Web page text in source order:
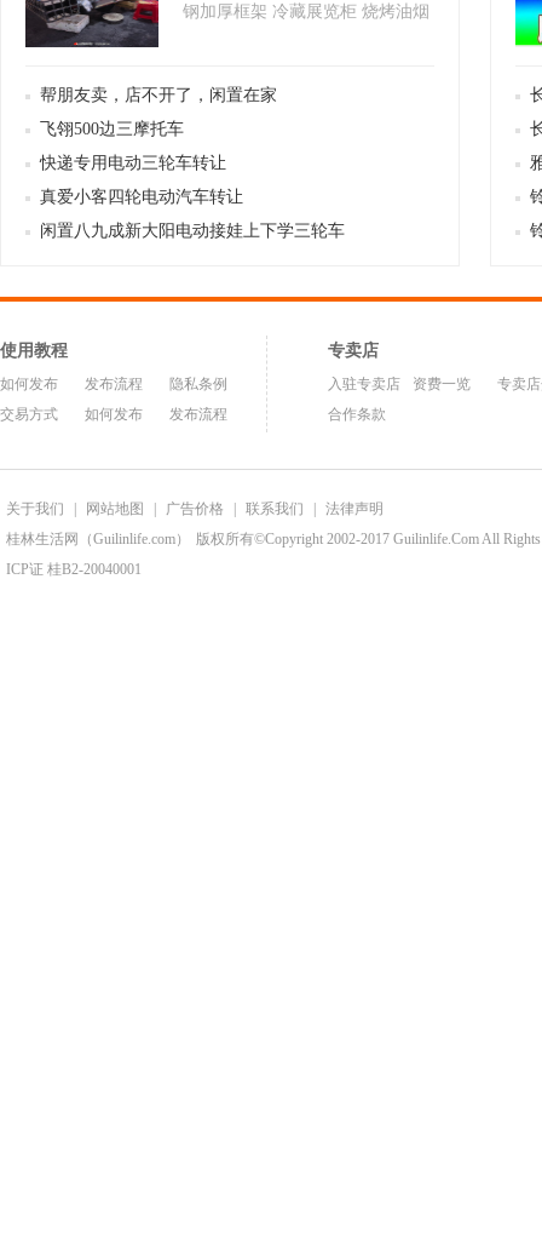
钢加厚框架 冷藏展览柜 烧烤油烟
帮朋友卖，店不开了，闲置在家
飞翎500边三摩托车
快递专用电动三轮车转让
真爱小客四轮电动汽车转让
闲置八九成新大阳电动接娃上下学三轮车
使用教程
如何发布 发布流程
隐私条例
交易方式
如何发布 发布流程
专卖店
入驻专卖店 资费一览
专卖
合作条款
关于我们 网站地图 广告价格 联系我们
法律声明
桂林生活网（Guilinlife.com）
版权所有©Copyright 2002-2017 Guilinlife.Com All Rights
ICP证 桂B2-20040001